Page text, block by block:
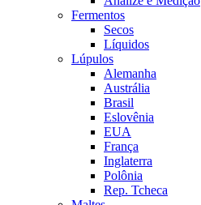
Fermentos
Secos
Líquidos
Lúpulos
Alemanha
Austrália
Brasil
Eslovênia
EUA
França
Inglaterra
Polônia
Rep. Tcheca